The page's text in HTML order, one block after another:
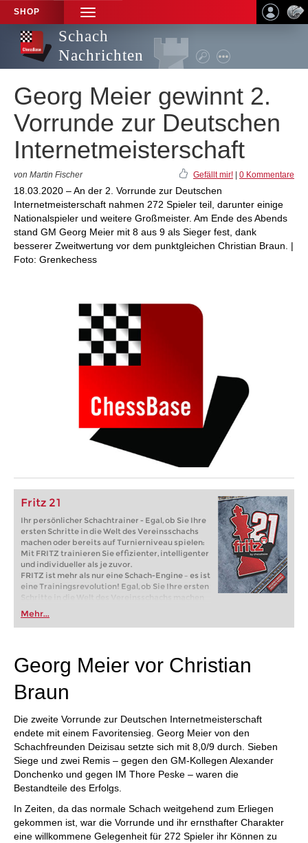
SHOP
TOGGLE
NAVIGATION
Schach
Nachrichten
Georg Meier gewinnt 2.
Vorrunde zur Deutschen
Internetmeisterschaft
von Martin Fischer Gefällt mir! 0 Kommentare
18.03.2020 – An der 2. Vorrunde zur Deutschen
Internetmeisterschaft nahmen 272 Spieler teil, darunter einige
Nationalspieler und weitere Großmeister. Am Ende des Abends
stand GM Georg Meier mit 8 aus 9 als Sieger fest, dank
besserer Zweitwertung vor dem punktgleichen Christian Braun. |
Foto: Grenkechess
Fritz 21
Ihr persönlicher Schachtrainer - Egal, ob Sie Ihre
ersten Schritte in die Welt des Vereinsschachs
machen oder bereits auf Turnierniveau spielen:
Mit FRITZ trainieren Sie effizienter, intelligenter
und individueller als je zuvor.
FRITZ ist mehr als nur eine Schach-Engine – es ist
eine Trainingsrevolution! Egal, ob Sie Ihre ersten
Schritte in die Welt des Vereinsschachs machen
oder bereits auf Turnierniveau spielen: Mit
FRITZ trainieren Sie effizienter, intelligenter und
individueller als je zuvor.
Mehr...
Georg Meier vor Christian
Braun
Die zweite Vorrunde zur Deutschen Internetmeisterschaft
endete mit einem Favoritensieg. Georg Meier von den
Schachfreunden Deizisau setzte sich mit 8,0/9 durch. Sieben
Siege und zwei Remis – gegen den GM-Kollegen Alexander
Donchenko und gegen IM Thore Peske – waren die
Bestandteile des Erfolgs.
In Zeiten, da das normale Schach weitgehend zum Erliegen
gekommen ist, war die Vorrunde und ihr ernsthafter Charakter
eine willkommene Gelegenheit für 272 Spieler ihr Können zu